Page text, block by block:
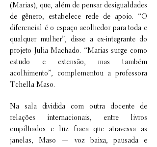
(Marias), que, além de pensar desigualdades
de gênero, estabelece rede de apoio. “O
diferencial é o espaço acolhedor para toda e
qualquer mulher”, disse a ex-integrante do
projeto Julia Machado. “Marias surge como
estudo e extensão, mas também
acolhimento”, complementou a professora
Tchella Maso.
Na sala dividida com outra docente de
relações internacionais, entre livros
empilhados e luz fraca que atravessa as
janelas, Maso — voz baixa, pausada e